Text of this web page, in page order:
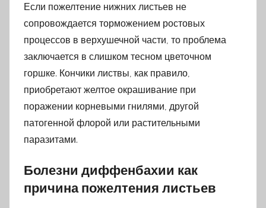
Если пожелтение нижних листьев не
сопровождается торможением ростовых
процессов в верхушечной части, то проблема
заключается в слишком тесном цветочном
горшке. Кончики листвы, как правило,
приобретают желтое окрашивание при
поражении корневыми гнилями, другой
патогенной флорой или растительными
паразитами.
Болезни диффенбахии как
причина пожелтения листьев